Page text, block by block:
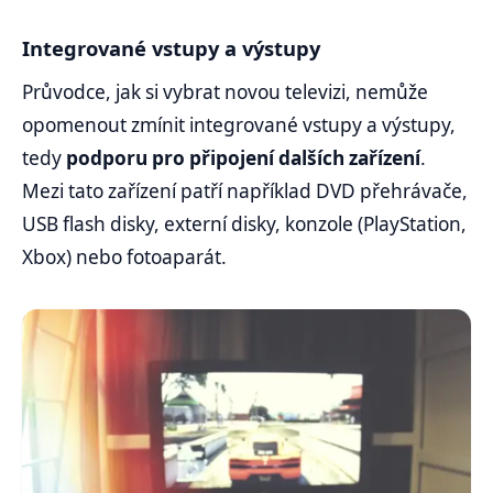
Integrované vstupy a výstupy
Průvodce, jak si vybrat novou televizi, nemůže
opomenout zmínit integrované vstupy a výstupy,
tedy podporu pro připojení dalších zařízení.
Mezi tato zařízení patří například DVD přehrávače,
USB flash disky, externí disky, konzole (PlayStation,
Xbox) nebo fotoaparát.